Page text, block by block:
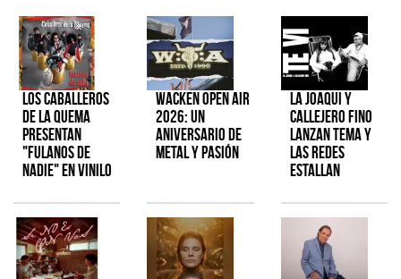
Los Caballeros
de la Quema
presentan
"Fulanos de
Nadie" en vinilo
Wacken Open Air
2026: Un
aniversario de
metal y pasión
La Joaqui y
Callejero Fino
lanzan tema y
las redes
estallan